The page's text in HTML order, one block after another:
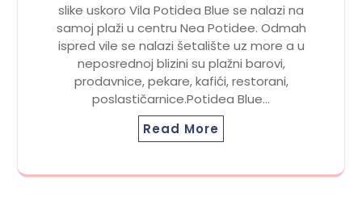
slike uskoro Vila Potidea Blue se nalazi na
samoj plaži u centru Nea Potidee. Odmah
ispred vile se nalazi šetalište uz more a u
neposrednoj blizini su plažni barovi,
prodavnice, pekare, kafići, restorani,
poslastičarnice.Potidea Blue…
Read More